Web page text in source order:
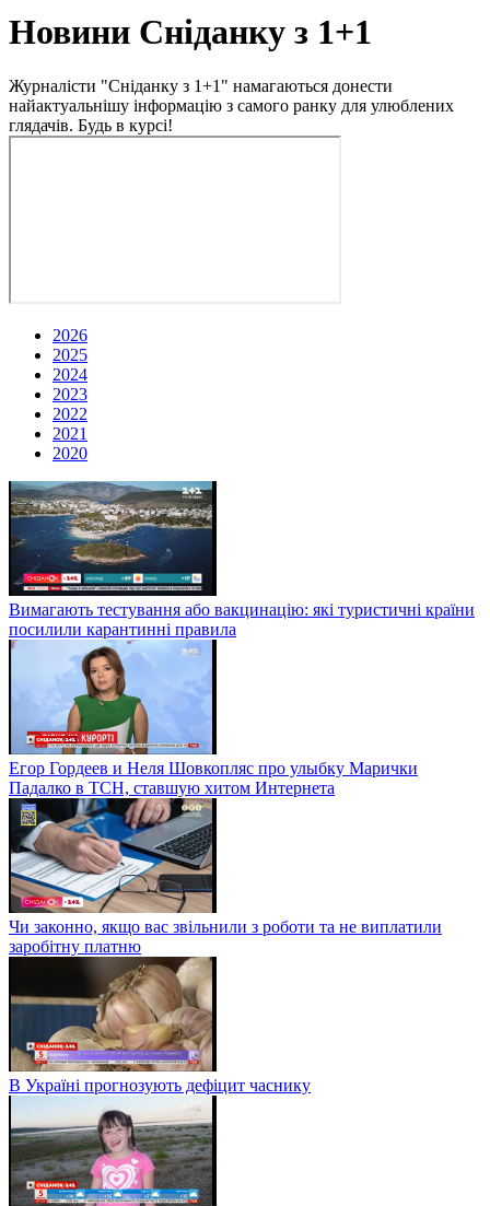
Новини Сніданку з 1+1
Журналісти "Сніданку з 1+1" намагаються донести
найактуальнішу інформацію з самого ранку для улюблених
глядачів. Будь в курсі!
2026
2025
2024
2023
2022
2021
2020
Вимагають тестування або вакцинацію: які туристичні країни
посилили карантинні правила
Егор Гордеев и Неля Шовкопляс про улыбку Марички
Падалко в ТСН, ставшую хитом Интернета
Чи законно, якщо вас звільнили з роботи та не виплатили
заробітну платню
В Україні прогнозують дефіцит часнику